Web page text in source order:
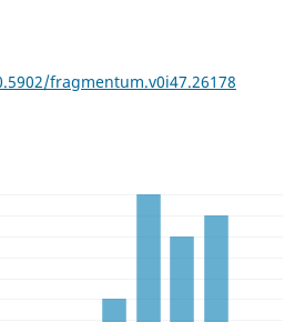
fragmentum.v0i47.26178